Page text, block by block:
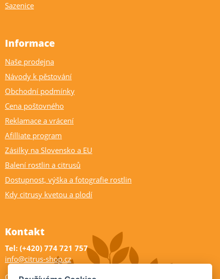
Sazenice
Informace
Naše prodejna
Návody k pěstování
Obchodní podmínky
Cena poštovného
Reklamace a vrácení
Afilliate program
Zásilky na Slovensko a EU
Balení rostlin a citrusů
Dostupnost, výška a fotografie rostlin
Kdy citrusy kvetou a plodí
Kontakt
Tel: (+420) 774 721 757
info@citrus-shop.cz